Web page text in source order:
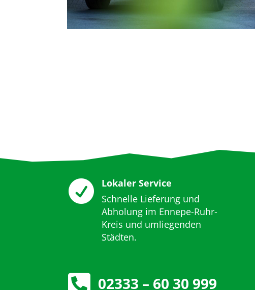

Lokaler Service
Schnelle Lieferung und
Abholung im Ennepe-Ruhr-
Kreis und umliegenden
Städten.
 02333 – 60 30 999